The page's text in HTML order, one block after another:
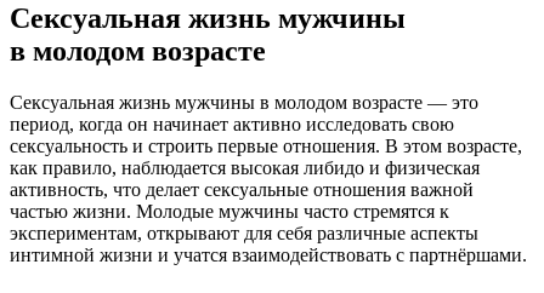
Сексуальная жизнь мужчины
в молодом возрасте
Сексуальная жизнь мужчины в молодом возрасте — это
период, когда он начинает активно исследовать свою
сексуальность и строить первые отношения. В этом возрасте,
как правило, наблюдается высокая либидо и физическая
активность, что делает сексуальные отношения важной
частью жизни. Молодые мужчины часто стремятся к
экспериментам, открывают для себя различные аспекты
интимной жизни и учатся взаимодействовать с партнёршами.